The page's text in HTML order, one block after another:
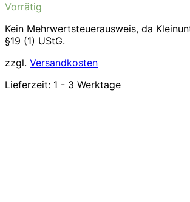
Vorrätig
Kein Mehrwertsteuerausweis, da
§19 (1) UStG.
zzgl. Versandkosten
Lieferzeit: 1 - 3 Werktage